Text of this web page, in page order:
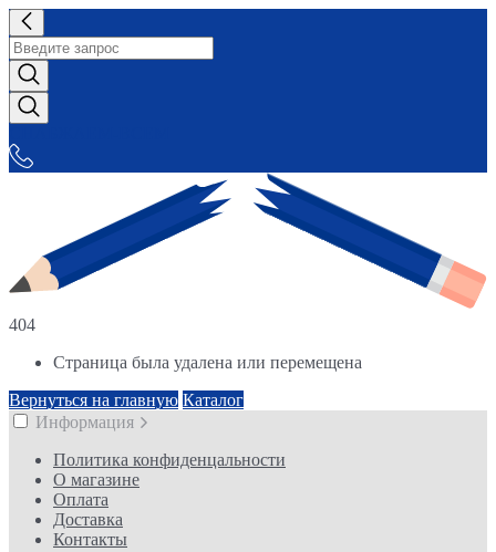
404
Страница была удалена или перемещена
Вернуться на главную Каталог
Информация
Политика конфиденцальности
О магазине
Оплата
Доставка
Контакты